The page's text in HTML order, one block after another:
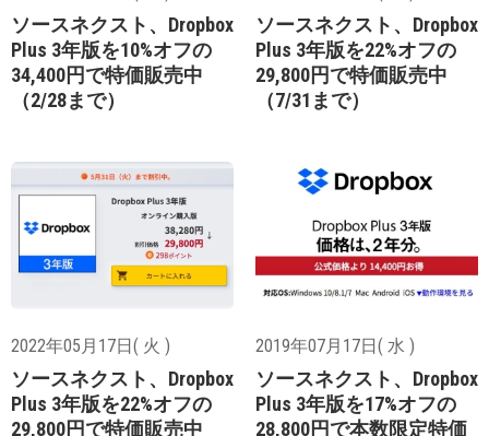
ソースネクスト、Dropbox
Plus 3年版を10%オフの
34,400円で特価販売中
（2/28まで）
ソースネクスト、Dropbox
Plus 3年版を22%オフの
29,800円で特価販売中
（7/31まで）
2022年05月17日( 火 )
ソースネクスト、Dropbox
Plus 3年版を22%オフの
29,800円で特価販売中
2019年07月17日( 水 )
ソースネクスト、Dropbox
Plus 3年版を17%オフの
28,800円で本数限定特価